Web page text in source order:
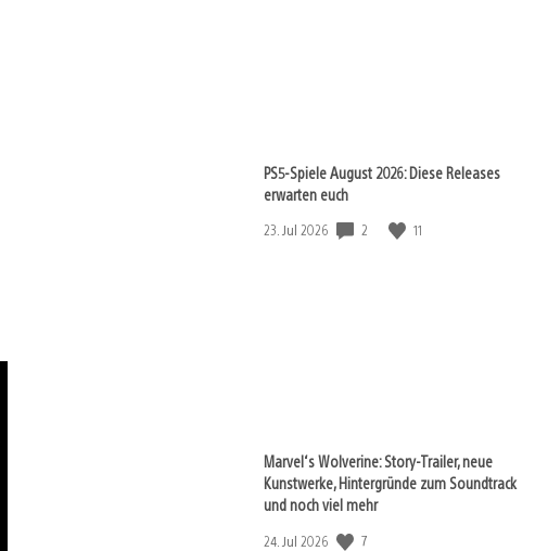
PS5-Spiele August 2026: Diese Releases
erwarten euch
Veröffentlichungsdatum:
23. Jul 2026 2 11
Marvel‘s Wolverine: Story-Trailer, neue
Kunstwerke, Hintergründe zum Soundtrack
und noch viel mehr
Veröffentlichungsdatum:
24. Jul 2026 7